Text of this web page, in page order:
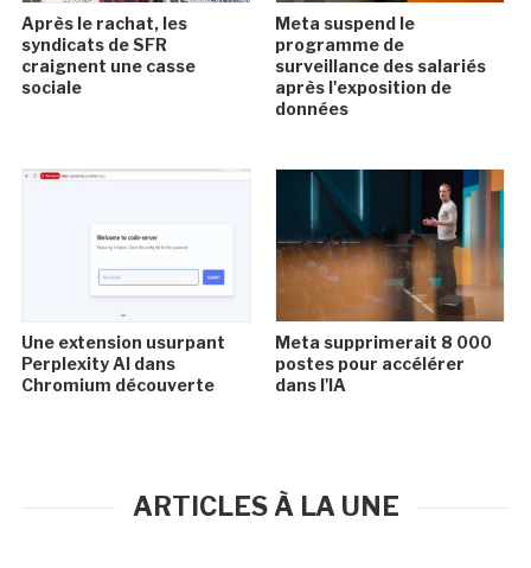
Après le rachat, les
syndicats de SFR
craignent une casse
sociale
Meta suspend le
programme de
surveillance des salariés
après l'exposition de
données
Une extension usurpant
Perplexity AI dans
Chromium découverte
Meta supprimerait 8 000
postes pour accélérer
dans l'IA
ARTICLES À LA UNE